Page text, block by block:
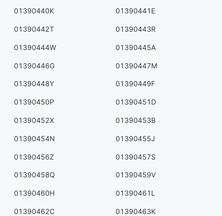
01390440K 01390441E
01390442T 01390443R
01390444W 01390445A
01390446G 01390447M
01390448Y 01390449F
01390450P 01390451D
01390452X 01390453B
01390454N 01390455J
01390456Z 01390457S
01390458Q 01390459V
01390460H 01390461L
01390462C 01390463K